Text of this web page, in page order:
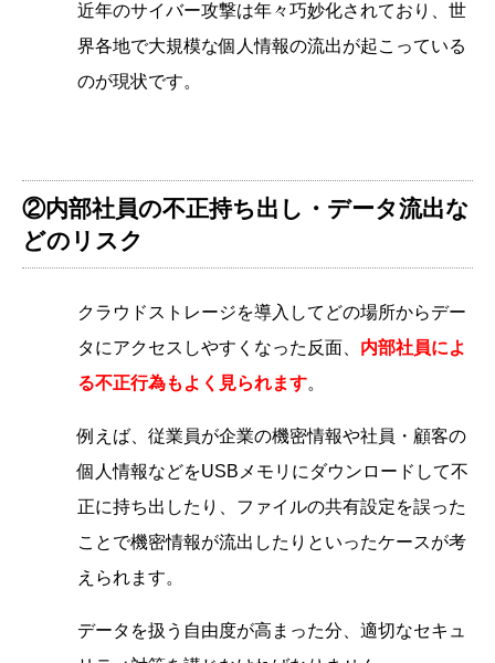
近年のサイバー攻撃は年々巧妙化されており、世
界各地で大規模な個人情報の流出が起こっている
のが現状です。
②内部社員の不正持ち出し・データ流出な
どのリスク
クラウドストレージを導入してどの場所からデー
タにアクセスしやすくなった反面、 内部社員によ
る不正行為もよく見られます。
例えば、従業員が企業の機密情報や社員・顧客の
個人情報などをUSBメモリにダウンロードして不
正に持ち出したり、ファイルの共有設定を誤った
ことで機密情報が流出したりといったケースが考
えられます。
データを扱う自由度が高まった分、適切なセキュ